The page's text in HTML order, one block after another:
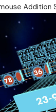
Addition